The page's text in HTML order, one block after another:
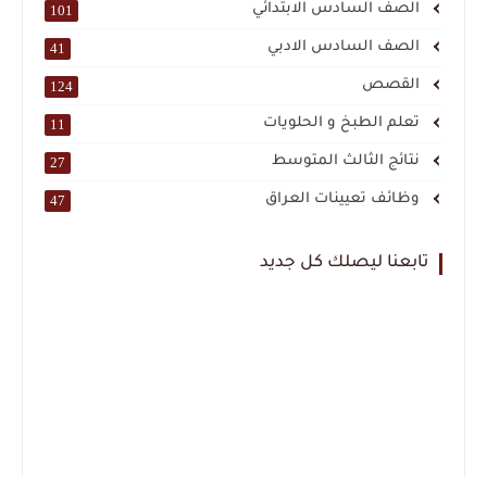
الصف السادس الابتدائي 101
الصف السادس الادبي 41
القصص 124
تعلم الطبخ و الحلويات 11
نتائج الثالث المتوسط 27
وظائف تعيينات العراق 47
تابعنا ليصلك كل جديد